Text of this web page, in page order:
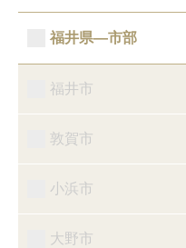
福井県―市部
福井市
敦賀市
小浜市
大野市